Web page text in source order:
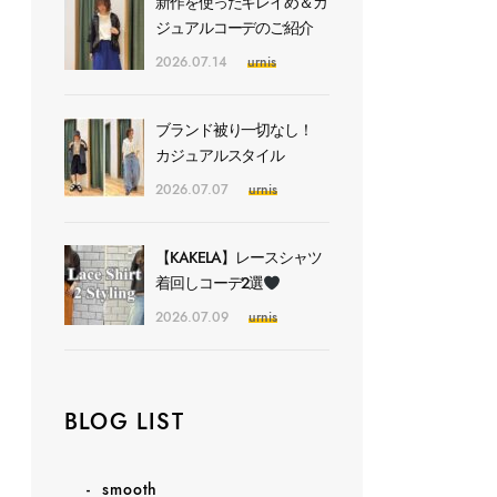
ジュアルコーデのご紹介
2026.07.14 urnis
ブランド被り一切なし！
カジュアルスタイル
2026.07.07 urnis
【KAKELA】レースシャツ
着回しコーデ2選
2026.07.09 urnis
BLOG LIST
smooth